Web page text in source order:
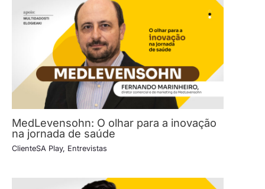
MedLevensohn: O olhar para a inovação
na jornada de saúde
ClienteSA Play, Entrevistas